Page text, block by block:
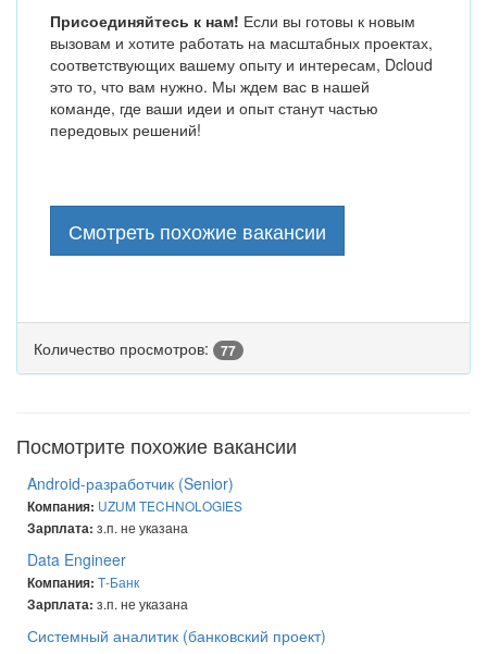
Присоединяйтесь к нам! Если вы готовы к новым
вызовам и хотите работать на масштабных проектах,
соответствующих вашему опыту и интересам, Dcloud
это то, что вам нужно. Мы ждем вас в нашей
команде, где ваши идеи и опыт станут частью
передовых решений!
Смотреть похожие вакансии
Количество просмотров: 77
Посмотрите похожие вакансии
Android-разработчик (Senior)
Компания: UZUM TECHNOLOGIES
Зарплата: з.п. не указана
Data Engineer
Компания: Т-Банк
Зарплата: з.п. не указана
Системный аналитик (банковский проект)